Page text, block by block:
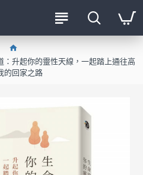
：升起你的靈性天線，一起踏上通往高
的回家之路